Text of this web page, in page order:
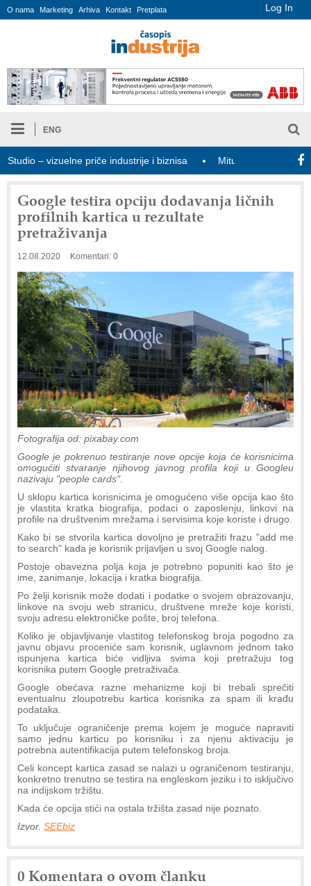
Log In
O nama Marketing Arhiva Kontakt Pretplata
ENG
– vizuelne priče industrije i biznisa Mitutoyo Crysta-Apex V
Google testira opciju dodavanja ličnih
profilnih kartica u rezultate
pretraživanja
12.08.2020 Komentari: 0
Fotografija od: pixabay.com
Google je pokrenuo testiranje nove opcije koja će korisnicima
omogućiti stvaranje njihovog javnog profila koji u Googleu
nazivaju "people cards".
U sklopu kartica korisnicima je omogućeno više opcija kao što
je vlastita kratka biografija, podaci o zaposlenju, linkovi na
profile na društvenim mrežama i servisima koje koriste i drugo.
Kako bi se stvorila kartica dovoljno je pretražiti frazu "add me
to search" kada je korisnik prijavljen u svoj Google nalog.
Postoje obavezna polja koja je potrebno popuniti kao što je
ime, zanimanje, lokacija i kratka biografija.
Po želji korisnik može dodati i podatke o svojem obrazovanju,
linkove na svoju web stranicu, društvene mreže koje koristi,
svoju adresu elektroničke pošte, broj telefona.
Koliko je objavljivanje vlastitog telefonskog broja pogodno za
javnu objavu proceniće sam korisnik, uglavnom jednom tako
ispunjena kartica biće vidljiva svima koji pretražuju tog
korisnika putem Google pretraživača.
Google obećava razne mehanizme koji bi trebali sprečiti
eventualnu zloupotrebu kartica korisnika za spam ili krađu
podataka.
To uključuje ograničenje prema kojem je moguće napraviti
samo jednu karticu po korisniku i za njenu aktivaciju je
potrebna autentifikacija putem telefonskog broja.
Celi koncept kartica zasad se nalazi u ograničenom testiranju,
konkretno trenutno se testira na engleskom jeziku i to isključivo
na indijskom tržištu.
Kada će opcija stići na ostala tržišta zasad nije poznato.
Izvor. SEEbiz
0 Komentara o ovom članku